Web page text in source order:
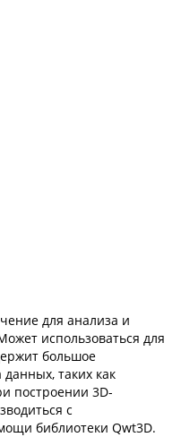
для анализа и
использоваться для
большое
таких как
построении 3D-
с
библиотеки Qwt3D.